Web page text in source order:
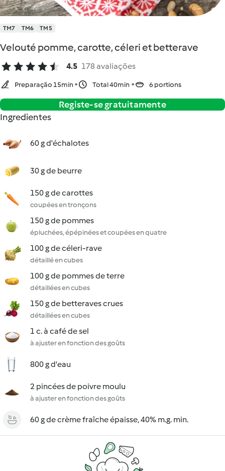
TM7 TM6 TM5
Velouté pomme, carotte, céleri et betterave
4.5 178 avaliações
Preparação 15min Total 40min 6 portions
Registe-se gratuitamente
Ingredientes
60 g d'échalotes
30 g de beurre
150 g de carottes
coupées en tronçons
150 g de pommes
épluchées, épépinées et coupées en quatre
100 g de céleri-rave
détaillé en cubes
100 g de pommes de terre
détaillées en cubes
150 g de betteraves crues
détaillées en cubes
1 c. à café de sel
à ajuster en fonction des goûts
800 g d'eau
2 pincées de poivre moulu
à ajuster en fonction des goûts
60 g de crème fraîche épaisse, 40% m.g. min.